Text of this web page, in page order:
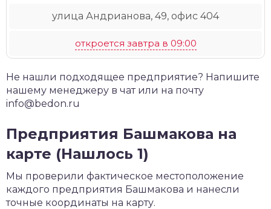
улица Андрианова, 49, офис 404
откроется завтра в 09:00
Не нашли подходящее предприятие? Напишите
нашему менеджеру в чат или на почту
info@bedon.ru
Предприятия Башмакова на
карте (Нашлось 1)
Мы проверили фактическое местоположение
каждого предприятия Башмакова и нанесли
точные координаты на карту.